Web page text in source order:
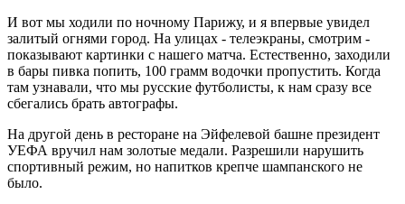
И вот мы ходили по ночному Парижу, и я впервые увидел
залитый огнями город. На улицах - телеэкраны, смотрим -
показывают картинки с нашего матча. Естественно, заходили
в бары пивка попить, 100 грамм водочки пропустить. Когда
там узнавали, что мы русские футболисты, к нам сразу все
сбегались брать автографы.
На другой день в ресторане на Эйфелевой башне президент
УЕФА вручил нам золотые медали. Разрешили нарушить
спортивный режим, но напитков крепче шампанского не
было.